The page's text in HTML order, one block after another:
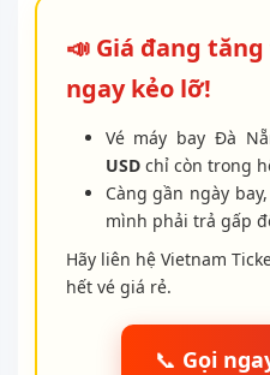
📣 Giá đang
ngay kẻo lỡ!
Vé máy bay Đà
USDchỉ còn trong
Càng gần ngày
mình phải trả gấp
Hãy liên hệ Vietnam
hết vé giá rẻ.
📞 Gọi